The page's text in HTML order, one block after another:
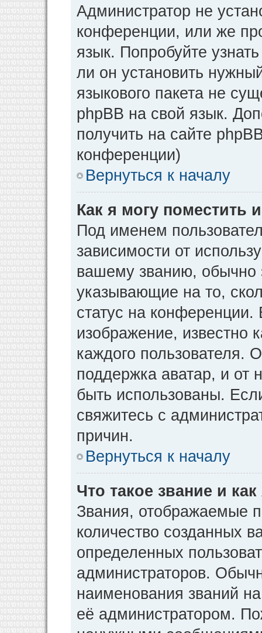
Администратор не
конференции, или же
язык. Попробуйте
ли он установить
языкового пакета не
phpBB на свой язык.
получить на сайте
конференции)
Вернуться к началу
Как я могу поместить
Под именем
зависимости от
вашему званию, обычно
указывающие на то,
статус на
изображение, известно
каждого пользователя.
поддержка аватар, и от
быть использованы.
свяжитесь с
причин.
Вернуться к началу
Что такое звание и
Звания, отображаемые
количество созданных
определенных
администраторов.
наименования званий
её администратором.